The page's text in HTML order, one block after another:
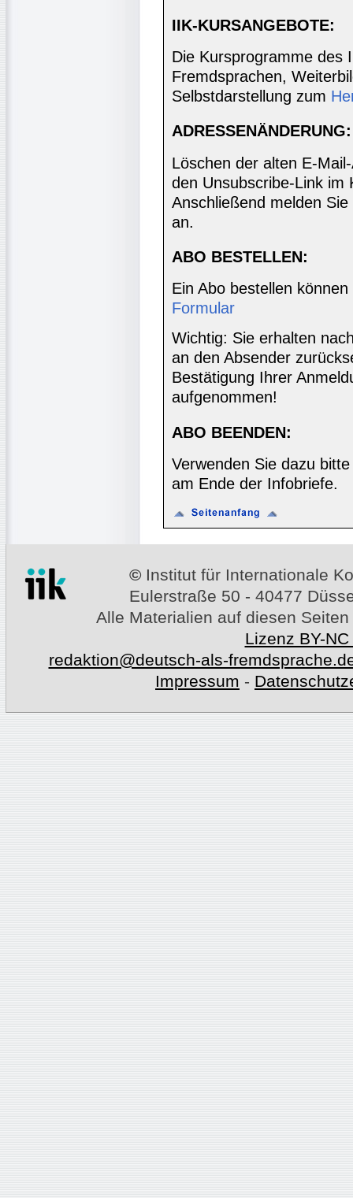
IIK-KURSANGEBOTE:
Die Kursprogramme des
Fremdsprachen,
Selbstdarstellung zum
ADRESSENÄNDERUNG:
Löschen der alten E-
den Unsubscribe-Link im
Anschließend melden
an.
ABO BESTELLEN:
Ein Abo bestellen
Formular
Wichtig: Sie erhalten
an den Absender
Bestätigung Ihrer
aufgenommen!
ABO BEENDEN:
Verwenden Sie dazu
am Ende der Infobriefe.
© Institut für Internationale
Eulerstraße 50 - 40477
Alle Materialien auf diesen
Lizenz BY-
redaktion@deutsch-als-
Impressum -